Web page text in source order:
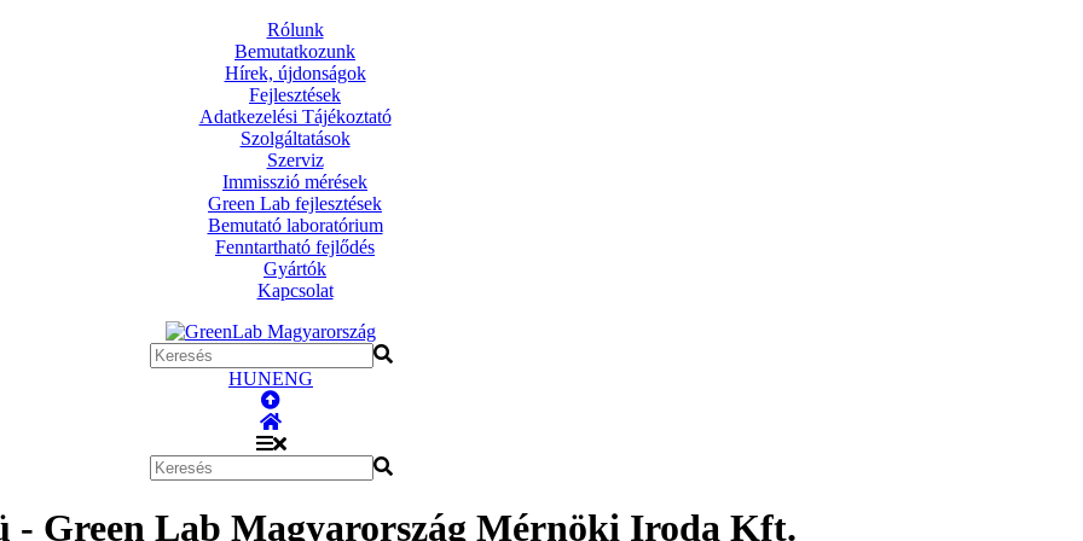
Rólunk
Bemutatkozunk
Hírek, újdonságok
Fejlesztések
Adatkezelési Tájékoztató
Szolgáltatások
Szerviz
Immisszió mérések
Green Lab fejlesztések
Bemutató laboratórium
Fenntartható fejlődés
Gyártók
Kapcsolat
HUNENG
- Green Lab Magyarország Mérnöki Iroda Kft.